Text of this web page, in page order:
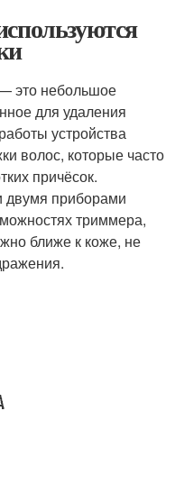
это небольшое
для удаления
устройства
волос, которые часто
причёсок.
двумя приборами
триммера,
ближе к коже, не